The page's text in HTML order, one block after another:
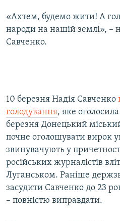
«Ахтем, будемо жити! А
народи на нашій землі», –
Савченко.
10 березня Надія Савченко
голодування, яке
березня Донецький міський
почне оголошувати вирок
звинувачують у
російських журналістів
Луганськом. Раніше
засудити Савченко до 23
– повністю виправдати.